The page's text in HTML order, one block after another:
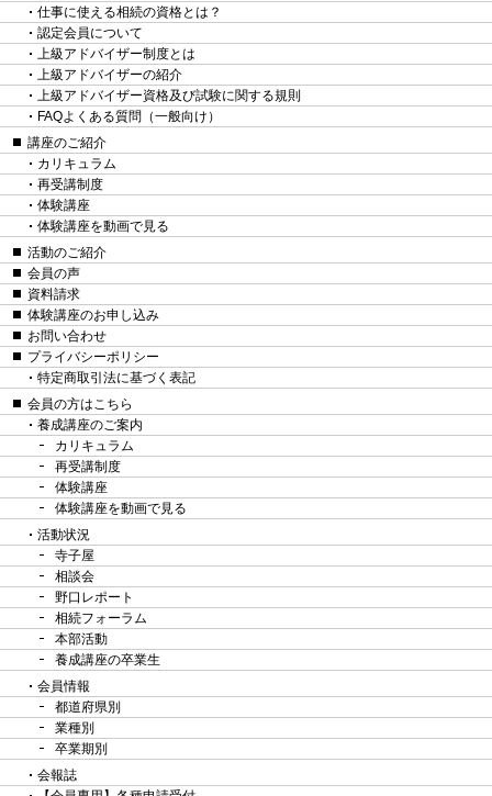
仕事に使える相続の資格とは？
認定会員について
上級アドバイザー制度とは
上級アドバイザーの紹介
上級アドバイザー資格及び試験に関する規則
FAQよくある質問（一般向け）
講座のご紹介
カリキュラム
再受講制度
体験講座
体験講座を動画で見る
活動のご紹介
会員の声
資料請求
体験講座のお申し込み
お問い合わせ
プライバシーポリシー
特定商取引法に基づく表記
会員の方はこちら
養成講座のご案内
カリキュラム
再受講制度
体験講座
体験講座を動画で見る
活動状況
寺子屋
相談会
野口レポート
相続フォーラム
本部活動
養成講座の卒業生
会員情報
都道府県別
業種別
卒業期別
会報誌